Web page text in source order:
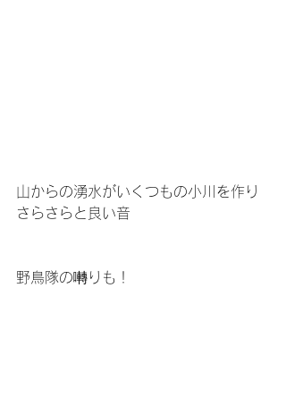
山からの湧水がいくつもの小川を作り
さらさらと良い音
野鳥隊の囀りも！